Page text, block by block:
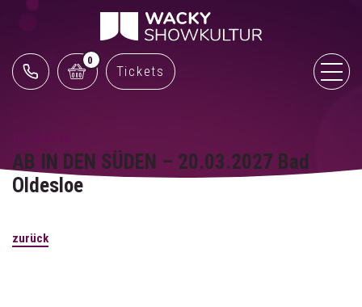
0
Tickets
AB IN DEN SÜDEN – 20.03.2027 Bad
Oldesloe
zurück